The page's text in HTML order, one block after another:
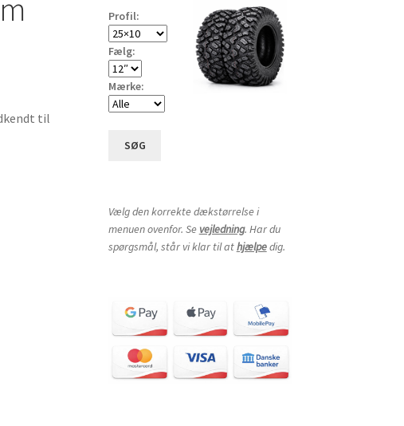
til
Profil:
Fælg:
Mærke:
SØG
Vælg den korrekte dækstørrelse i
menuen ovenfor. Se vejledning. Har du
spørgsmål, står vi klar til athjælpedig.